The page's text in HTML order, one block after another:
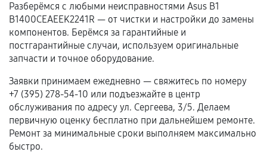
Документы для подтверждения
гарантии
Гарантийный талон.
услуг и сроком гарантии.
Документы на установленные комплектующие
и кассовый чек.
Разберёмся с любыми неисправностями Asus B1
B1400CEAEEK2241R — от чистки и настройки до замены
компонентов. Берёмся за гарантийные и
постгарантийные случаи, используем оригинальные
запчасти и точное оборудование.
Заявки принимаем ежедневно — свяжитесь по номеру
+7 (395) 278-54-10 или подъезжайте в центр
обслуживания по адресу ул. Сергеева, 3/5. Делаем
первичную оценку бесплатно при дальнейшем ремонте.
Ремонт за минимальные сроки выполняем максимально
быстро.